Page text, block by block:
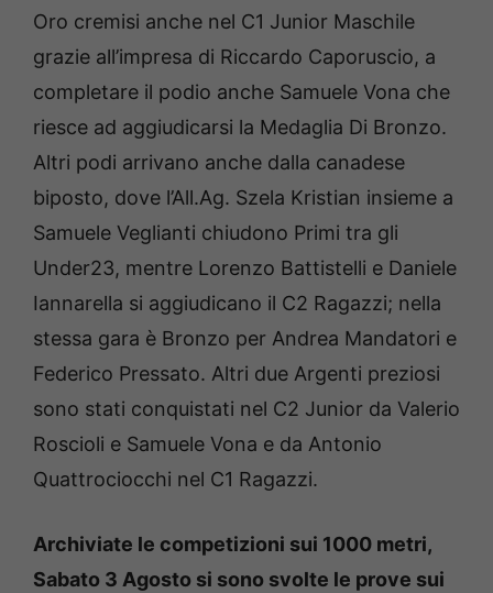
Oro cremisi anche nel C1 Junior Maschile
grazie all’impresa di Riccardo Caporuscio, a
completare il podio anche Samuele Vona che
riesce ad aggiudicarsi la Medaglia Di Bronzo.
Altri podi arrivano anche dalla canadese
biposto, dove l’All.Ag. Szela Kristian insieme a
Samuele Veglianti chiudono Primi tra gli
Under23, mentre Lorenzo Battistelli e Daniele
Iannarella si aggiudicano il C2 Ragazzi; nella
stessa gara è Bronzo per Andrea Mandatori e
Federico Pressato. Altri due Argenti preziosi
sono stati conquistati nel C2 Junior da Valerio
Roscioli e Samuele Vona e da Antonio
Quattrociocchi nel C1 Ragazzi.
Archiviate le competizioni sui 1000 metri,
Sabato 3 Agosto si sono svolte le prove sui